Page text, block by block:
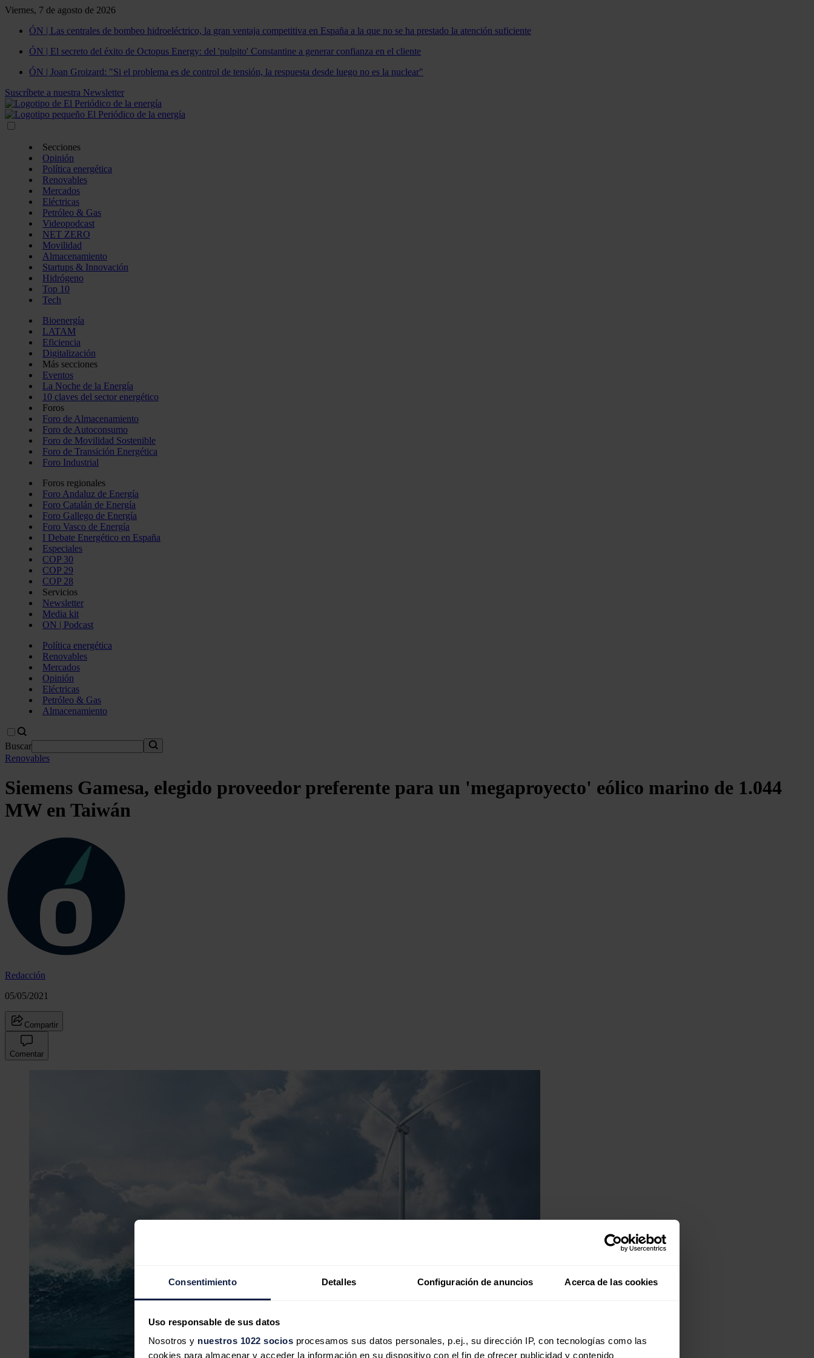
Consentimiento Detalles Configuración de anuncios Acerca de las cookies
Uso responsable de sus datos
Nosotros y nuestros 1022 socios procesamos sus datos personales, p.ej., su dirección IP, con tecnologías como las
cookies para almacenar y acceder la información en su dispositivo con el fin de ofrecer publicidad y contenido
Viernes, 7 de agosto de 2026
ÓN | Las centrales de bombeo hidroeléctrico, la gran ventaja competitiva en España a la que no se ha prestado la atención suficiente
ÓN | El secreto del éxito de Octopus Energy: del 'pulpito' Constantine a generar confianza en el cliente
ÓN | Joan Groizard: "Si el problema es de control de tensión, la respuesta desde luego no es la nuclear"
Suscríbete a nuestra Newsletter
Secciones
Opinión
Política energética
Renovables
Mercados
Eléctricas
Petróleo & Gas
Videopodcast
NET ZERO
Movilidad
Almacenamiento
Startups & Innovación
Hidrógeno
Top 10
Tech
Bioenergía
LATAM
Eficiencia
Digitalización
Más secciones
Eventos
La Noche de la Energía
10 claves del sector energético
Foros
Foro de Almacenamiento
Foro de Autoconsumo
Foro de Movilidad Sostenible
Foro de Transición Energética
Foro Industrial
Foros regionales
Foro Andaluz de Energía
Foro Catalán de Energía
Foro Gallego de Energía
Foro Vasco de Energía
I Debate Energético en España
Especiales
COP 30
COP 29
COP 28
Servicios
Newsletter
Media kit
ON | Podcast
Política energética
Renovables
Mercados
Opinión
Eléctricas
Petróleo & Gas
Almacenamiento
Buscar
Renovables
Siemens Gamesa, elegido proveedor preferente para un 'megaproyecto' eólico marino de 1.044
MW en Taiwán
Redacción
05/05/2021
Compartir
Comentar